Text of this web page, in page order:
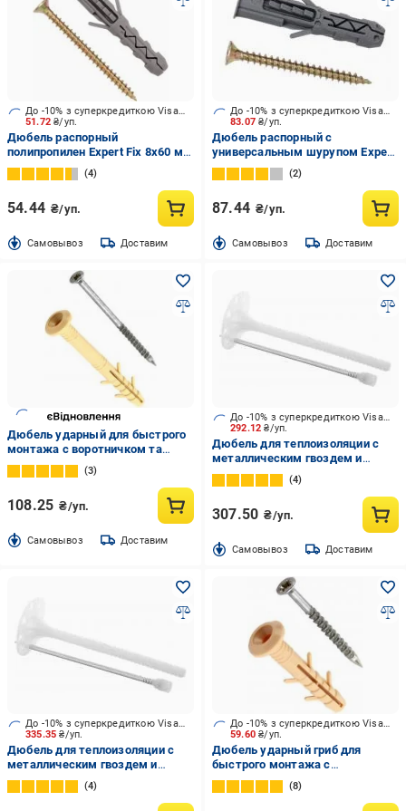
51.72₴/уп.
До -10% з суперкредиткою Visa Вигода
Дюбель распорный
полипропилен Expert Fix 8x60 мм
8 шт. (BKR-8;BKR-8X60be)
4
54.44 ₴/уп.
Cамовывоз Доставим
83.07₴/уп.
До -10% з суперкредиткою Visa Вигода
Дюбель распорный с
универсальным шурупом Expert
Fix 6x40 мм 50 шт.
2
87.44 ₴/уп.
Cамовывоз Доставим
Дюбель ударный для быстрого
монтажа с воротничком та
шурупом (полиэтилен) ЕСМК
6x60 мм 100 шт.
3
108.25 ₴/уп.
Cамовывоз Доставим
292.12₴/уп.
До -10% з суперкредиткою Visa Вигода
Дюбель для теплоизоляции с
металлическим гвоздем и
термоголовкой BauGut 10x120
мм 50 шт.
4
307.50 ₴/уп.
Cамовывоз Доставим
335.35₴/уп.
До -10% з суперкредиткою Visa Вигода
Дюбель для теплоизоляции с
металлическим гвоздем и
термоголовкой BauGut 10x160
мм 50 шт.
4
59.60₴/уп.
До -10% з суперкредиткою Visa Вигода
Дюбель ударный гриб для
быстрого монтажа с
воротничком та шурупом
(полиэтилен) ЕСМК 6x40 мм 100
8